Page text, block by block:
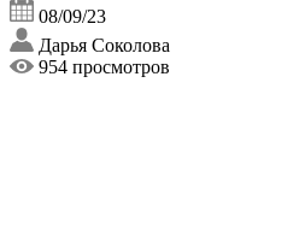
08/09/23
Дарья Соколова
954 просмотров